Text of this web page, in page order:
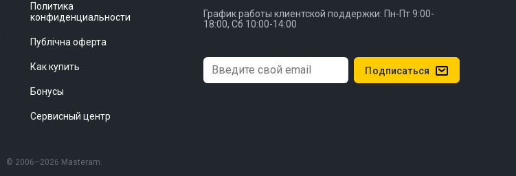
Политика
конфиденциальности
Публічна оферта
Как купить
Бонусы
Сервисный центр
График работы клиентской поддержки: Пн-Пт 9:00-
18:00, Сб 10:00-14:00
Подписаться
© 2006–2026 Masteram.